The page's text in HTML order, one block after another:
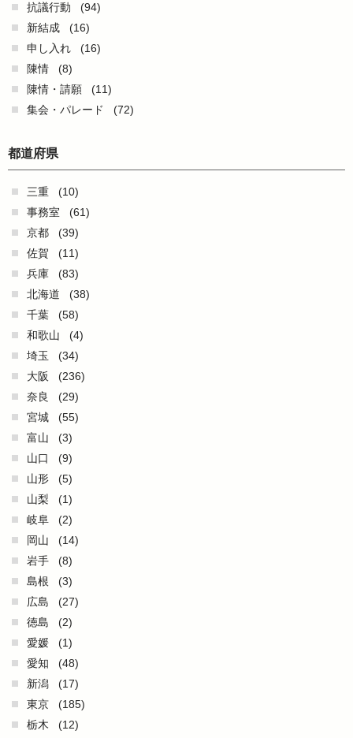
抗議行動
(94)
新結成
(16)
申し入れ
(16)
陳情
(8)
陳情・請願
(11)
集会・パレード
(72)
都道府県
三重
(10)
事務室
(61)
京都
(39)
佐賀
(11)
兵庫
(83)
北海道
(38)
千葉
(58)
和歌山
(4)
埼玉
(34)
大阪
(236)
奈良
(29)
宮城
(55)
富山
(3)
山口
(9)
山形
(5)
山梨
(1)
岐阜
(2)
岡山
(14)
岩手
(8)
島根
(3)
広島
(27)
徳島
(2)
愛媛
(1)
愛知
(48)
新潟
(17)
東京
(185)
栃木
(12)